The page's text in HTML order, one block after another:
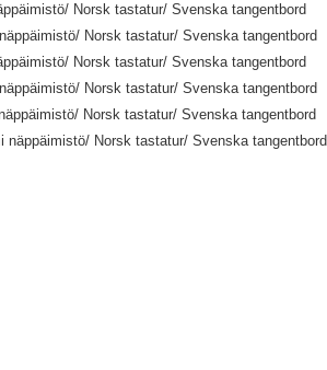
Norsk tastatur/ Svenska tangentbord
Norsk tastatur/ Svenska tangentbord
Norsk tastatur/ Svenska tangentbord
Norsk tastatur/ Svenska tangentbord
Norsk tastatur/ Svenska tangentbord
Norsk tastatur/ Svenska tangentbord